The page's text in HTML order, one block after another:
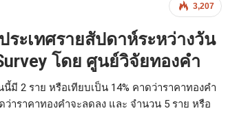
3,207
ะเทศรายสัปดาห์ระหว่างวัน
โดย ศูนย์วิจัยทองคำ
มี 2 ราย หรือเทียบเป็น 14% คาดว่าราคาทองคำ
าราคาทองคำจะลดลง และ จำนวน 5 ราย หรือ